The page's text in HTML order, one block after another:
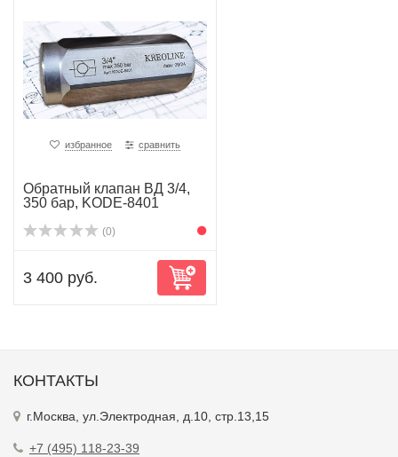
избранное сравнить
Обратный клапан ВД 3/4,
350 бар, KODE-8401
(0)
3 400 руб.
КОНТАКТЫ
г.Москва, ул.Электродная, д.10, стр.13,15
+7 (495) 118-23-39